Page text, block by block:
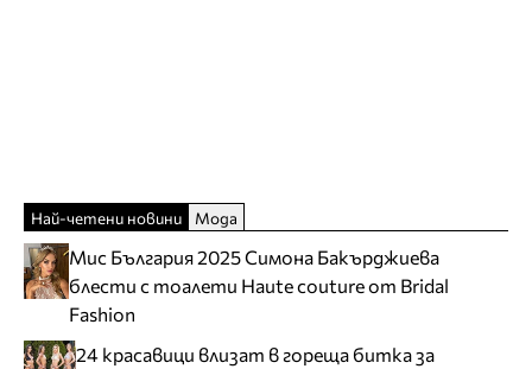
Най-четени новини Мода
Мис България 2025 Симона Бакърджиева
блести с тоалети Haute couture от Bridal
Fashion
24 красавици влизат в гореща битка за